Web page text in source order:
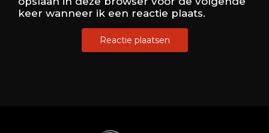
keer wanneer ik een reactie plaats.